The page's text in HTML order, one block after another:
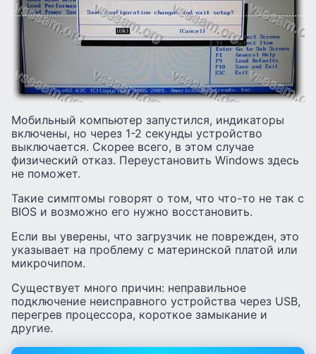
Мобильный компьютер запустился, индикаторы
включены, но через 1-2 секунды устройство
выключается. Скорее всего, в этом случае
физический отказ. Переустановить Windows здесь
не поможет.
Такие симптомы говорят о том, что что-то не так с
BIOS и возможно его нужно восстановить.
Если вы уверены, что загрузчик не поврежден, это
указывает на проблему с материнской платой или
микрочипом.
Существует много причин: неправильное
подключение неисправного устройства через USB,
перегрев процессора, короткое замыкание и
другие.